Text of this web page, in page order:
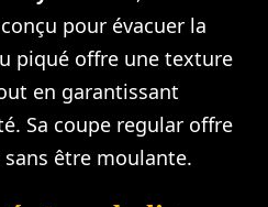
pour évacuer la
piqué offre une texture
en garantissant
Sa coupe regular offre
être moulante.